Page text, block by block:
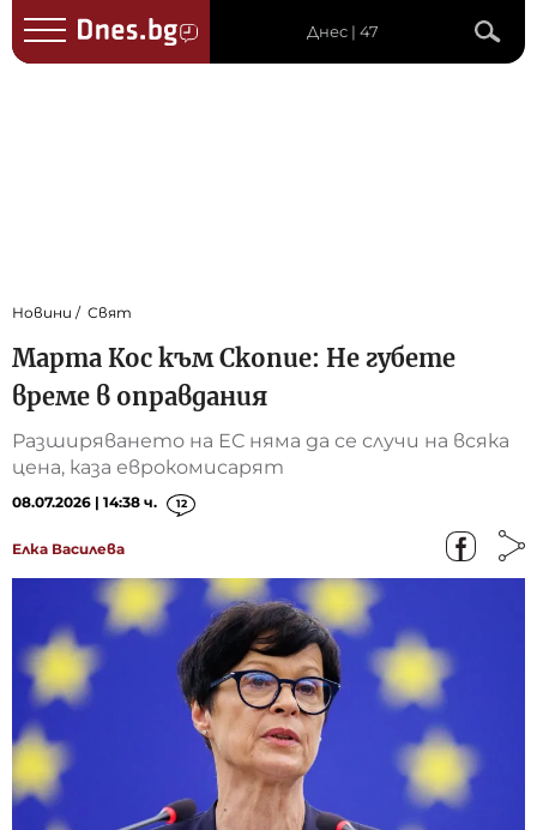
Днес | 47
Новини Свят
Марта Кос към Скопие: Не губете
време в оправдания
Разширяването на ЕС няма да се случи на всяка
цена, каза еврокомисарят
08.07.2026 | 14:38 ч. 12
Елка Василева